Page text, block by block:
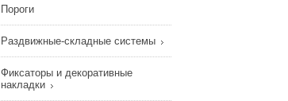
Пороги
Раздвижные-складные системы
Фиксаторы и декоративные
накладки